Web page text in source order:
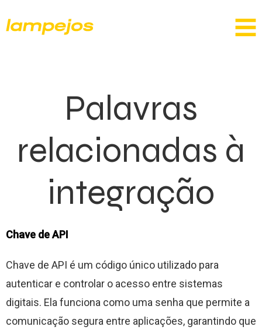
Palavras
relacionadas à
integração
Chave de API
Chave de API é um código único utilizado para
autenticar e controlar o acesso entre sistemas
digitais. Ela funciona como uma senha que permite a
comunicação segura entre aplicações, garantindo que